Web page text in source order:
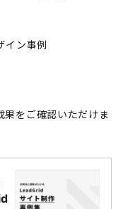
イン事例
をご確認いただけま